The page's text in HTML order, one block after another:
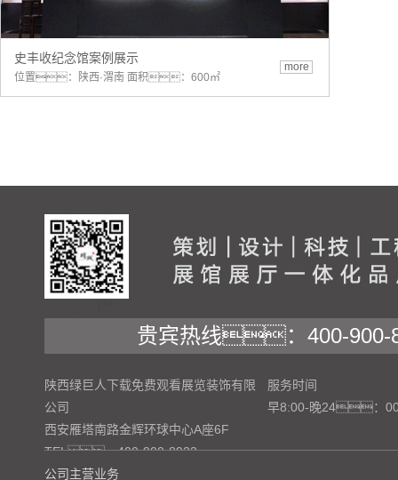
史丰收纪念馆案例展示
位置：陕西·渭南 面积：600㎡
more
贵宾热线：400-900-
陕西绿巨人下载免费观看展览装饰有限
公司
西安雁塔南路金辉环球中心A座6F
TEL：400-900-8922
服务时间
早8:00-晚24：
公司主营业务